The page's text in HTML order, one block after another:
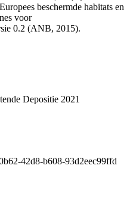
beschermde habitats en
voor
0.2 (ANB, 2015).
Depositie 2021
42d8-b608-93d2eec99ffd